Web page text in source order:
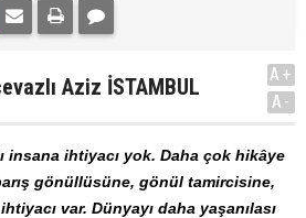
Aziz İSTAMBUL
A+
A-
insana ihtiyacı yok. Daha çok hikâye
gönüllüsüne, gönül tamircisine,
var. Dünyayı daha yaşanılası